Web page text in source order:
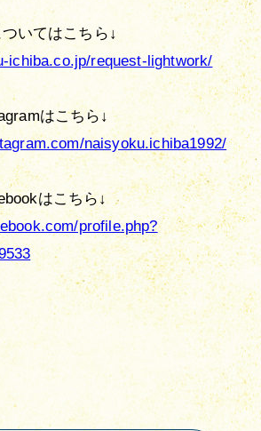
ichiba.co.jp/request-lightwork/
naisyoku.ichiba1992/
内職市場のFacebookはこちら↓
profile.php?